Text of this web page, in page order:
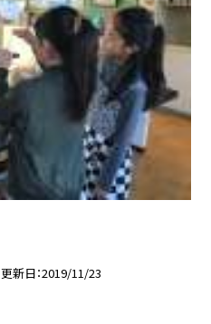
更新日 2019/11/23